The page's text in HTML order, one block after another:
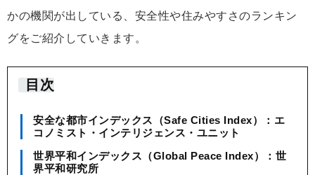
かの機関が出している、安全性や住みやすさのランキン
グをご紹介していきます。
目次
安全な都市インデックス（Safe Cities Index）：エ
コノミスト・インテリジェンス・ユニット
世界平和インデックス（Global Peace Index）：世
界平和研究所